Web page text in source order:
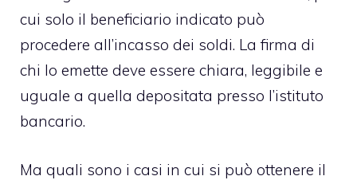
cui solo il beneficiario indicato può
procedere all’incasso dei soldi. La firma di
chi lo emette deve essere chiara, leggibile e
uguale a quella depositata presso l’istituto
bancario.
Ma quali sono i casi in cui si può ottenere il